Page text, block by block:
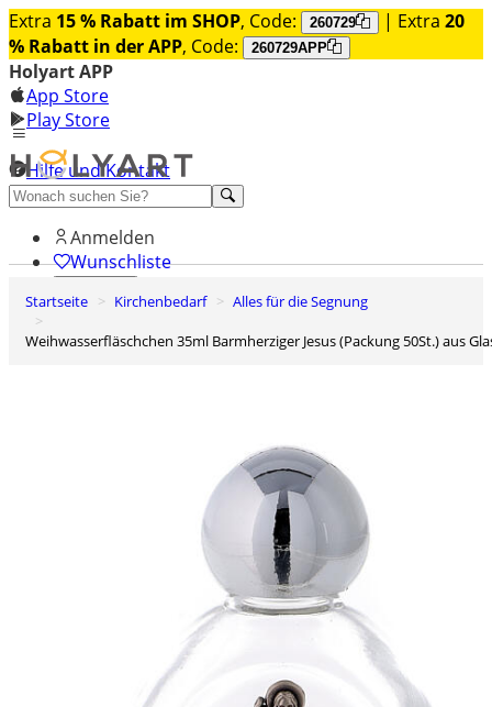
Extra 15 % Rabatt im SHOP, Code: 260729 | Extra 20
% Rabatt in der APP, Code: 260729APP
Holyart APP
App Store
Play Store
Hilfe und Kontakt
Entdecken Sie Premium
Anmelden
Wunschliste
0
Startseite Kirchenbedarf
Alles für die Segnung
Weihwasserfläschchen 35ml Barmherziger Jesus (Packung 50St.) aus